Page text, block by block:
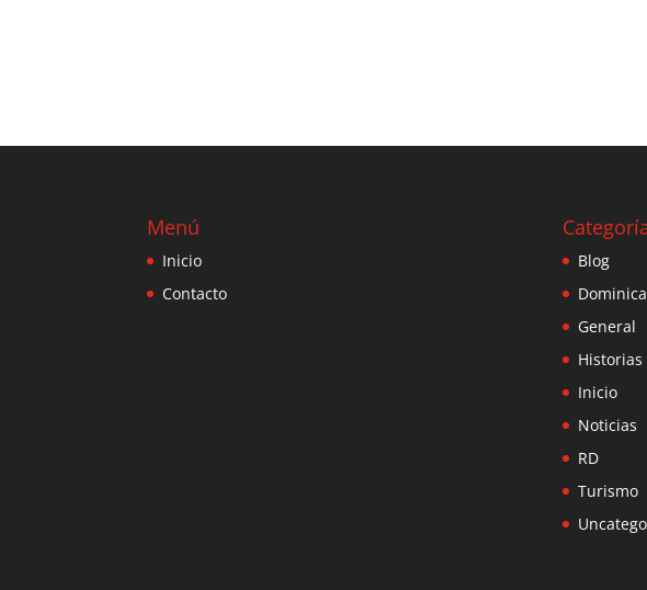
Menú
Inicio
Contacto
Blog
General
Historias
Inicio
Noticias
RD
Turismo